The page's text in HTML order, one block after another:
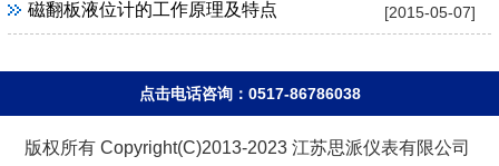
[2015-05-07]
磁翻板液位计的工作原理及特点
点击电话咨询：0517-86786038
版权所有 Copyright(C)2013-2023 江苏思派仪表有限公司